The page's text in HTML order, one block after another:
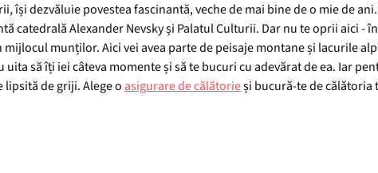
își dezvăluie povestea fascinantă, veche de mai bine de o mie de
catedrală Alexander Nevsky și Palatul Culturii. Dar nu te oprii aici -
munților. Aici vei avea parte de peisaje montane și lacurile
să îți iei câteva momente și să te bucuri cu adevărat de ea. Iar
de griji. Alege o asigurare de călătorieși bucură-te de călătoria